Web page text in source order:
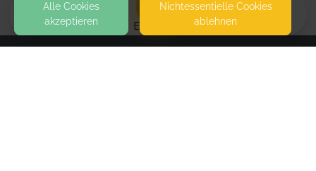
EVENTS
Alle Cookies
akzeptieren
Nicht­essentielle Cookies
ablehnen